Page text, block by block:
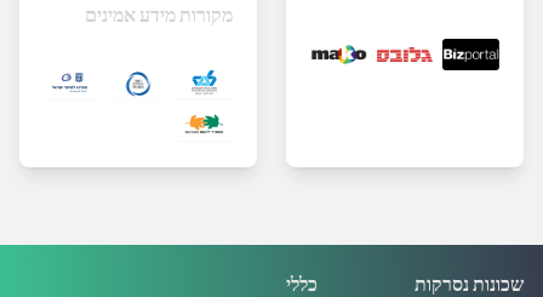
מקורות מידע אמינים
כללי
שכונות נסרקות